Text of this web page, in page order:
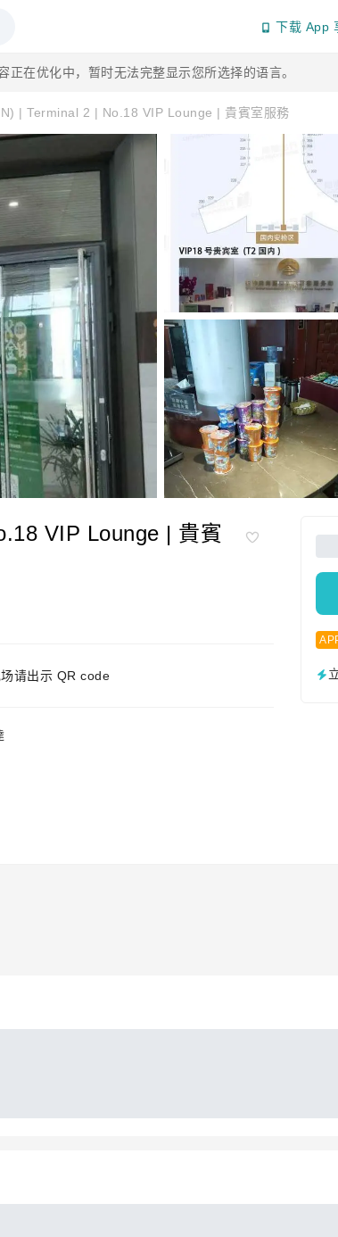
下载 App
正在优化中，暂时无法完整显示您所选择的语言。
| Terminal 2 | No.18 VIP Lounge | 貴賓室服務
VIP Lounge | 貴賓
请出示 QR code